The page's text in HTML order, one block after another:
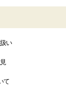
い
て